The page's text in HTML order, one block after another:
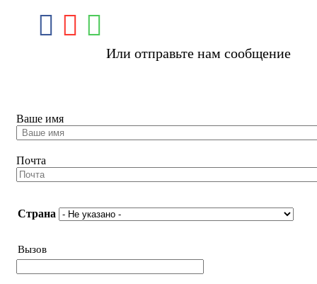
Или отправьте нам сообщение
Ваше имя
Почта
Страна
Вызов